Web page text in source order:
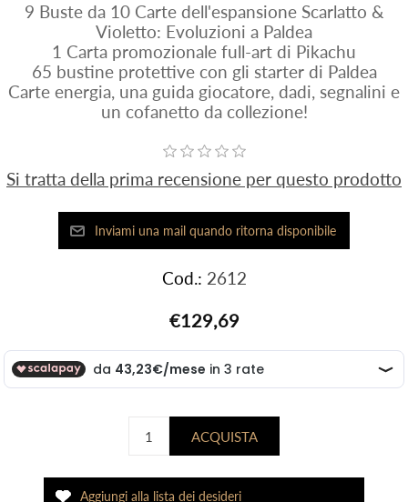
9 Buste da 10 Carte dell'espansione Scarlatto &
Violetto: Evoluzioni a Paldea
1 Carta promozionale full-art di Pikachu
65 bustine protettive con gli starter di Paldea
Carte energia, una guida giocatore, dadi, segnalini e
un cofanetto da collezione!
Si tratta della prima recensione per questo prodotto
Cod.: 2612
€129,69